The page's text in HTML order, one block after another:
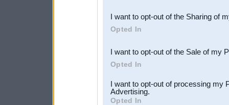
Downstream Participants
third parties.
I want to opt-out of the Sharing of
Opted In
I want to opt-out of the Sale of my
Opted In
I want to opt-out of processing my
Advertising.
Opted In